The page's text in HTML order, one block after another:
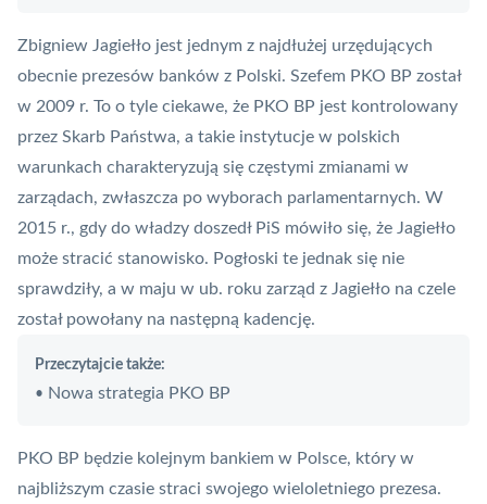
Zbigniew Jagiełło jest jednym z najdłużej urzędujących
obecnie prezesów banków z Polski. Szefem PKO BP został
w 2009 r. To o tyle ciekawe, że PKO BP jest kontrolowany
przez Skarb Państwa, a takie instytucje w polskich
warunkach charakteryzują się częstymi zmianami w
zarządach, zwłaszcza po wyborach parlamentarnych. W
2015 r., gdy do władzy doszedł PiS mówiło się, że Jagiełło
może stracić stanowisko. Pogłoski te jednak się nie
sprawdziły, a w maju w ub. roku zarząd z Jagiełło na czele
został powołany na następną kadencję.
Przeczytajcie także:
• Nowa strategia PKO BP
PKO BP będzie kolejnym bankiem w Polsce, który w
najbliższym czasie straci swojego wieloletniego prezesa.